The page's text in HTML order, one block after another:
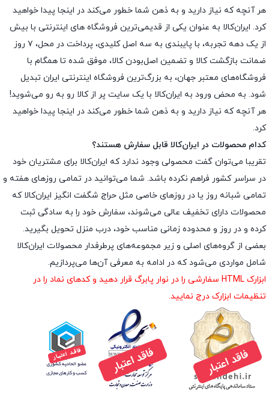
هر آنچه که نیاز دارید و به ذهن شما خطور می‌کند در اینجا پیدا خواهید
کرد. ایران‌کالا به عنوان یکی از قدیمی‌ترین فروشگاه های اینترنتی با بیش
از یک دهه تجربه، با پایبندی به سه اصل کلیدی، پرداخت در محل، ۷ روز
ضمانت بازگشت کالا و تضمین اصل‌بودن کالا، موفق شده تا همگام با
فروشگاه‌های معتبر جهان، به بزرگ‌ترین فروشگاه اینترنتی ایران تبدیل
شود. به محض ورود به ایران‌کالا با یک سایت پر از کالا رو به رو می‌شوید!
هر آنچه که نیاز دارید و به ذهن شما خطور می‌کند در اینجا پیدا خواهید
کرد.
کدام محصولات در ایران‌کالا قابل سفارش هستند؟
تقریبا می‌توان گفت محصولی وجود ندارد که ایران‌کالا برای مشتریان خود
در سراسر کشور فراهم نکرده باشد. شما می‌توانید در تمامی روزهای هفته و
تمامی شبانه روز یا در روزهای خاصی مثل حراج شگفت انگیز ایران‌کالا که
محصولات دارای تخفیف عالی می‌شوند، سفارش خود را به سادگی ثبت
کرده و در روز و محدوده زمانی مناسب خود، درب منزل تحویل بگیرید.
بعضی از گروه‌های اصلی و زیر مجموعه‌های پرطرفدار محصولات ایران‌کالا
شامل مواردی می‌شود که در ادامه به معرفی آن‌ها می‌پردازیم.
ابزارک HTML سفارشی را در نوار پابرگ قرار دهید و کدهای نماد را در
تنظیمات ابزارک درج نمایید.